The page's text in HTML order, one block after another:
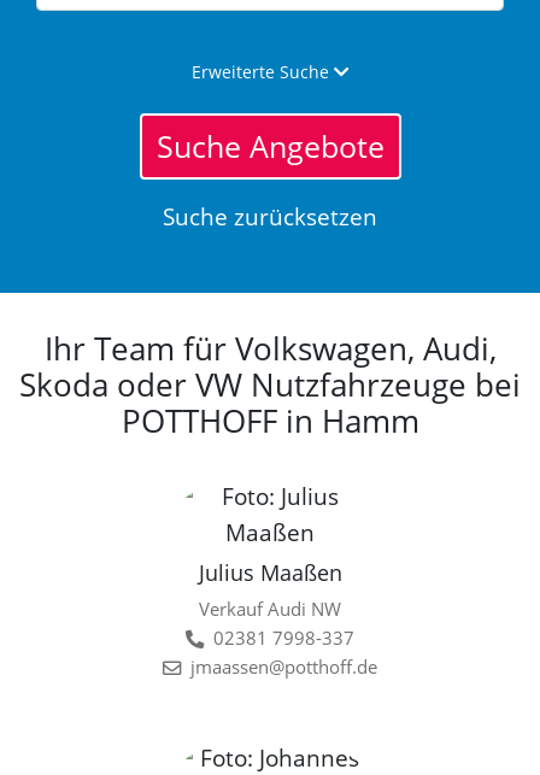
Erweiterte Suche
Suche Angebote
Suche zurücksetzen
Ihr Team für Volkswagen, Audi,
Skoda oder VW Nutzfahrzeuge bei
POTTHOFF in Hamm
Julius Maaßen
Verkauf Audi NW
02381 7998-337
jmaassen@potthoff.de